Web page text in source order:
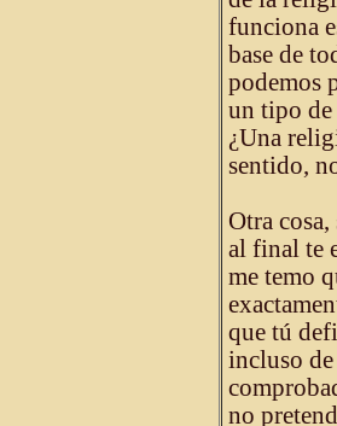
funciona
base de
podemos
un tipo de
¿Una
sentido,
Otra
al final te
me temo
que tú
incluso
no